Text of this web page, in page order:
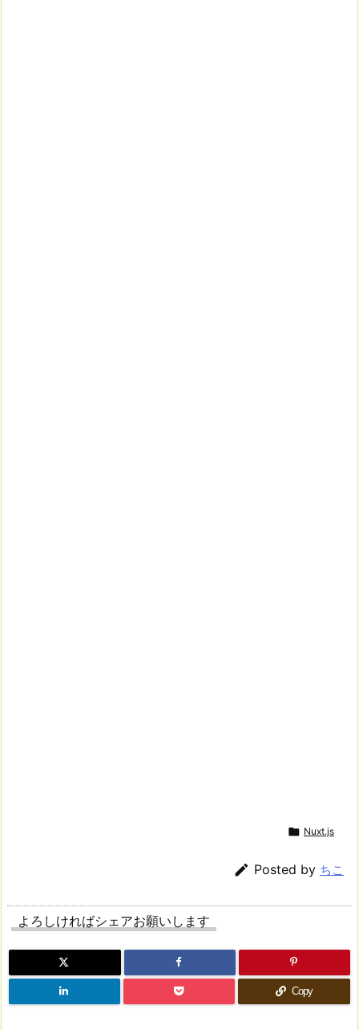
 Nuxt.js
 Posted by ちこ
よろしければシェアお願いします
Copy